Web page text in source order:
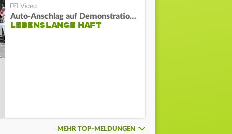
Auto-Anschlag auf Demonstration in München:
LEBENSLANGE HAFT
MEHR TOP-MELDUNGEN